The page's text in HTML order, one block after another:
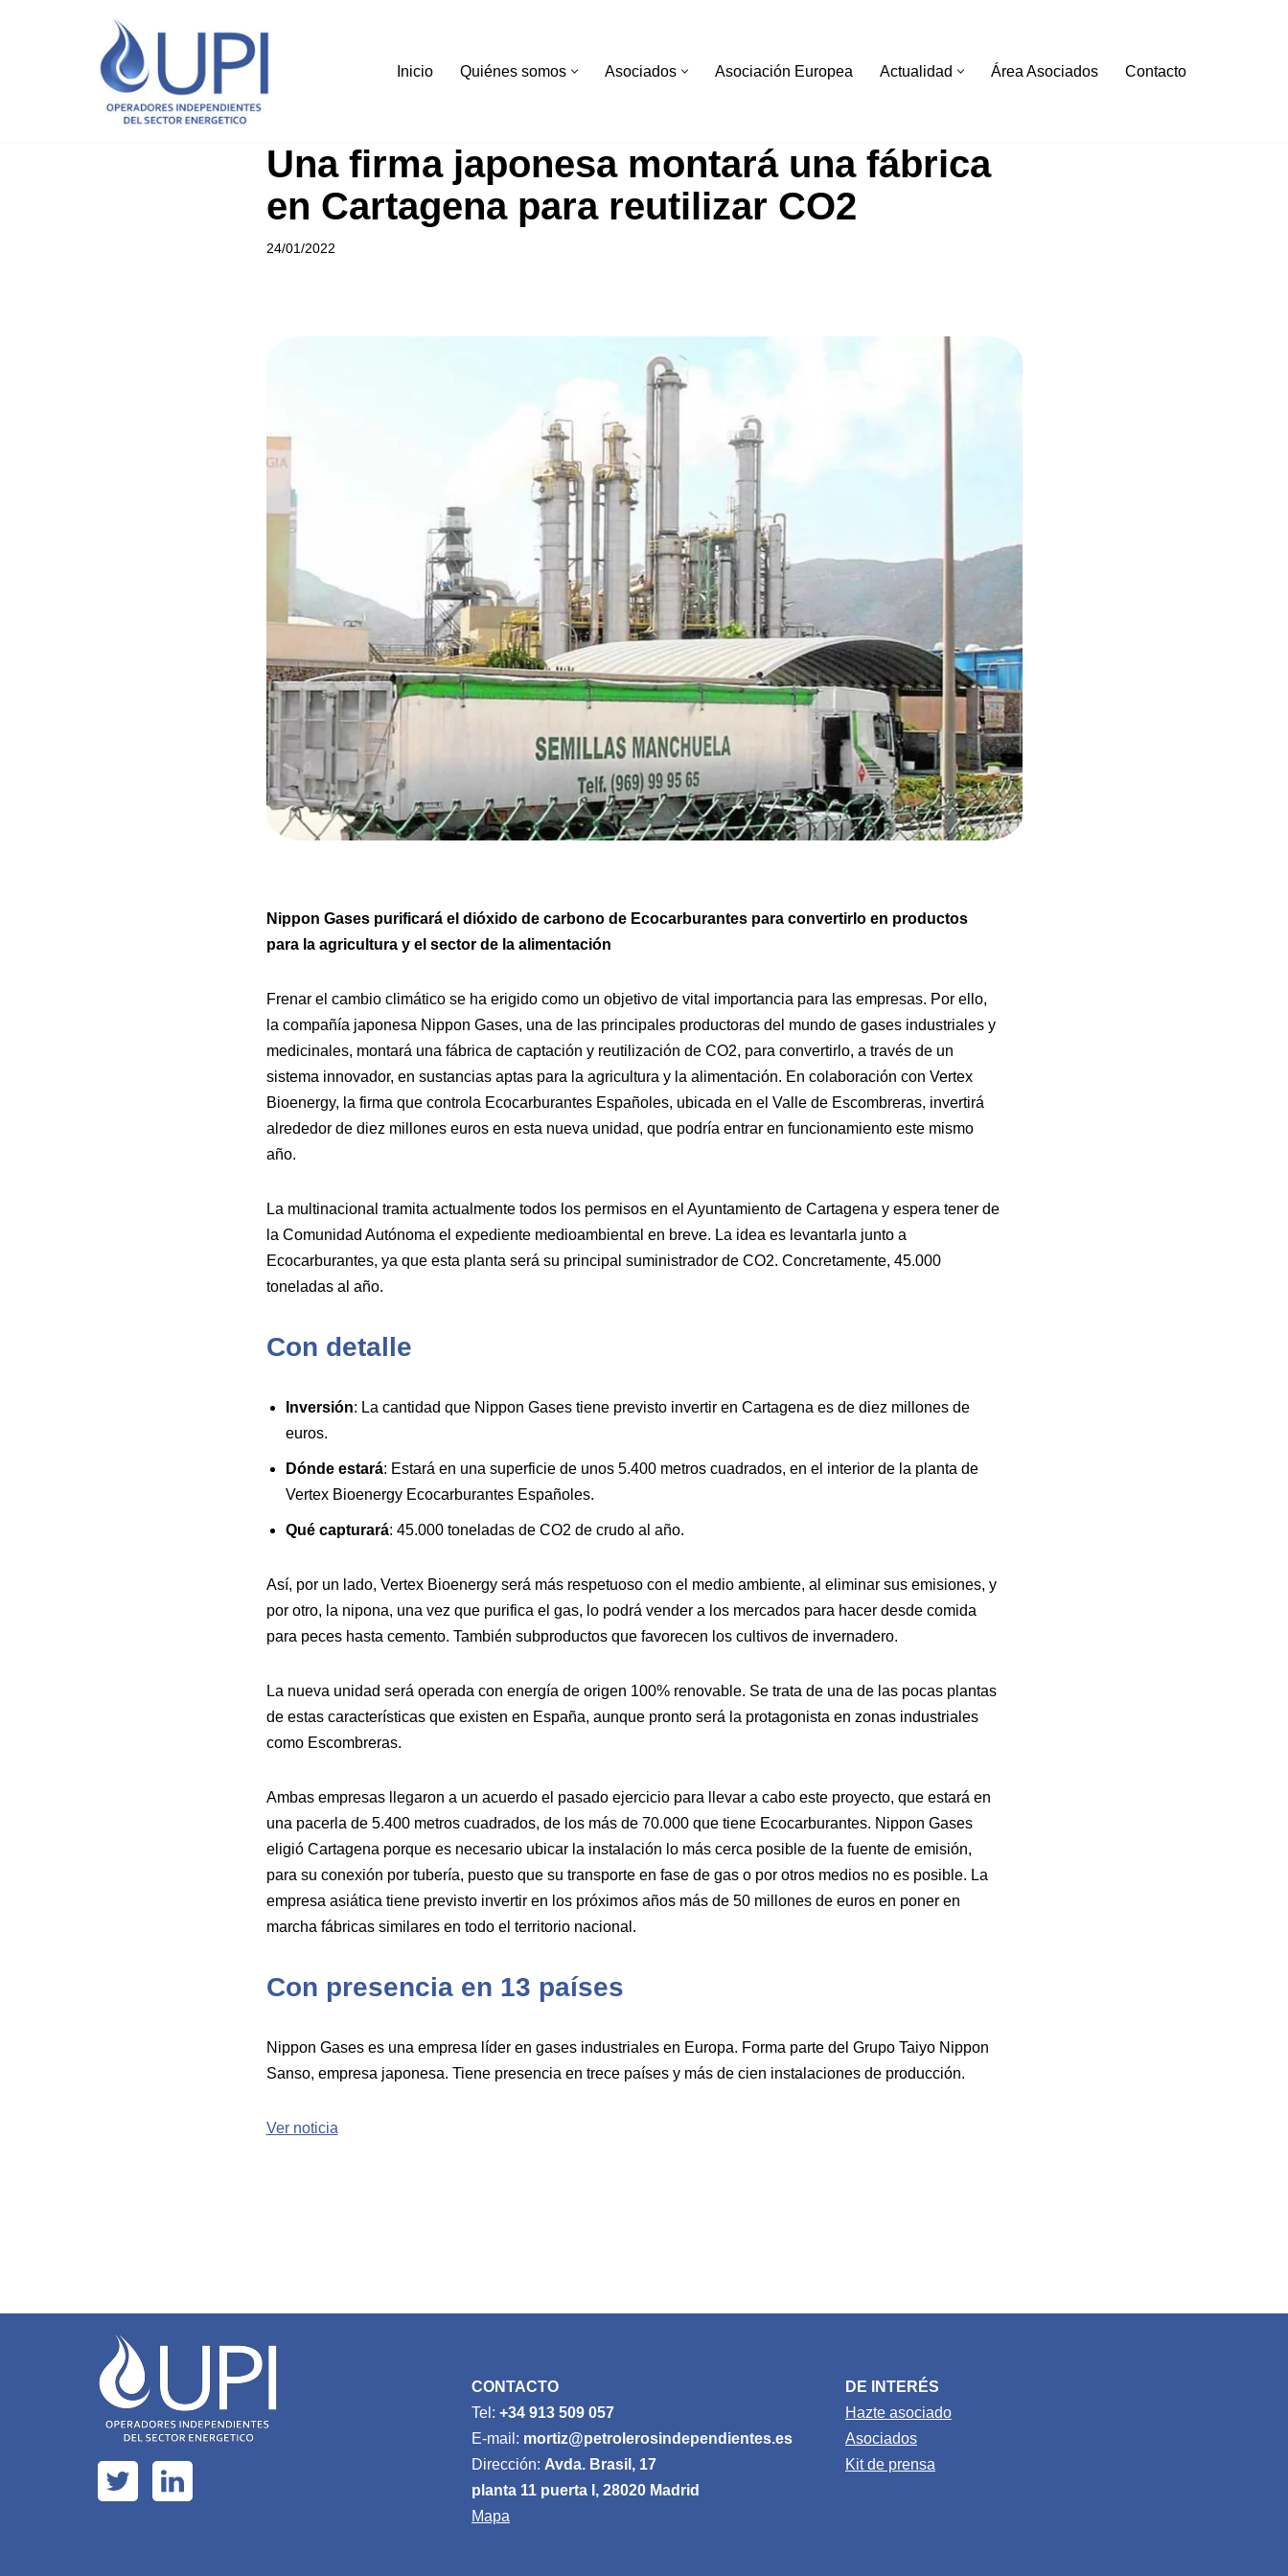
Inicio Quiénes somos Asociados Asociación Europea Actualidad Área Asociados Contacto
Una firma japonesa montará una fábrica
en Cartagena para reutilizar CO2
24/01/2022
Nippon Gases purificará el dióxido de carbono de Ecocarburantes para convertirlo en productos
para la agricultura y el sector de la alimentación
Frenar el cambio climático se ha erigido como un objetivo de vital importancia para las empresas. Por ello,
la compañía japonesa Nippon Gases, una de las principales productoras del mundo de gases industriales y
medicinales, montará una fábrica de captación y reutilización de CO2, para convertirlo, a través de un
sistema innovador, en sustancias aptas para la agricultura y la alimentación. En colaboración con Vertex
Bioenergy, la firma que controla Ecocarburantes Españoles, ubicada en el Valle de Escombreras, invertirá
alrededor de diez millones euros en esta nueva unidad, que podría entrar en funcionamiento este mismo
año.
La multinacional tramita actualmente todos los permisos en el Ayuntamiento de Cartagena y espera tener de
la Comunidad Autónoma el expediente medioambiental en breve. La idea es levantarla junto a
Ecocarburantes, ya que esta planta será su principal suministrador de CO2. Concretamente, 45.000
toneladas al año.
Con detalle
Inversión: La cantidad que Nippon Gases tiene previsto invertir en Cartagena es de diez millones de
euros.
Dónde estará: Estará en una superficie de unos 5.400 metros cuadrados, en el interior de la planta de
Vertex Bioenergy Ecocarburantes Españoles.
Qué capturará: 45.000 toneladas de CO2 de crudo al año.
Así, por un lado, Vertex Bioenergy será más respetuoso con el medio ambiente, al eliminar sus emisiones, y
por otro, la nipona, una vez que purifica el gas, lo podrá vender a los mercados para hacer desde comida
para peces hasta cemento. También subproductos que favorecen los cultivos de invernadero.
La nueva unidad será operada con energía de origen 100% renovable. Se trata de una de las pocas plantas
de estas características que existen en España, aunque pronto será la protagonista en zonas industriales
como Escombreras.
Ambas empresas llegaron a un acuerdo el pasado ejercicio para llevar a cabo este proyecto, que estará en
una pacerla de 5.400 metros cuadrados, de los más de 70.000 que tiene Ecocarburantes. Nippon Gases
eligió Cartagena porque es necesario ubicar la instalación lo más cerca posible de la fuente de emisión,
para su conexión por tubería, puesto que su transporte en fase de gas o por otros medios no es posible. La
empresa asiática tiene previsto invertir en los próximos años más de 50 millones de euros en poner en
marcha fábricas similares en todo el territorio nacional.
Con presencia en 13 países
Nippon Gases es una empresa líder en gases industriales en Europa. Forma parte del Grupo Taiyo Nippon
Sanso, empresa japonesa. Tiene presencia en trece países y más de cien instalaciones de producción.
Ver noticia
CONTACTO
Tel: +34 913 509 057
E-mail: mortiz@petrolerosindependientes.es
Dirección: Avda. Brasil, 17
planta 11 puerta I, 28020 Madrid
Mapa
DE INTERÉS
Hazte asociado
Asociados
Kit de prensa